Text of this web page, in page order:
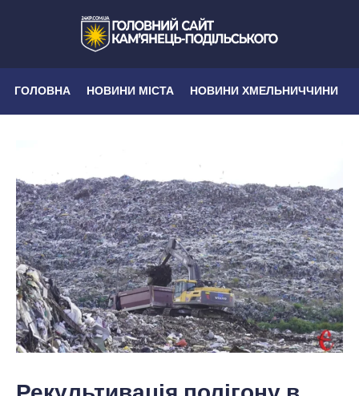
ГОЛОВНА НОВИНИ МІСТА НОВИНИ ХМЕЛЬНИЧЧИНИ